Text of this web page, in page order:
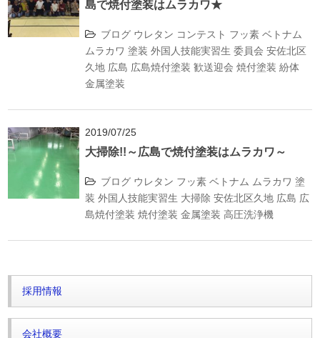
島で焼付塗装はムラカワ★
ブログ ウレタン コンテスト フッ素 ベトナム
ムラカワ 塗装 外国人技能実習生 委員会 安佐北区
久地 広島 広島焼付塗装 歓送迎会 焼付塗装 紛体
金属塗装
2019/07/25
大掃除!!～広島で焼付塗装はムラカワ～
ブログ ウレタン フッ素 ベトナム ムラカワ 塗
装 外国人技能実習生 大掃除 安佐北区久地 広島 広
島焼付塗装 焼付塗装 金属塗装 高圧洗浄機
採用情報
会社概要